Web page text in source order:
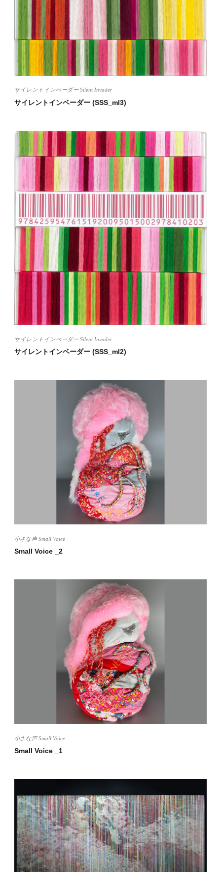
サイレントインべーダー Silent Invader
サイレントインベーダー (SSS_ml3)
サイレントインべーダー Silent Invader
サイレントインベーダー (SSS_ml2)
小さな声 Small Voice
Small Voice _2
小さな声 Small Voice
Small Voice _1